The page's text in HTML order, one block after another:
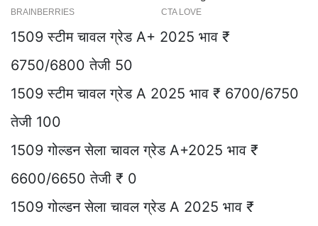
1509 स्टीम चावल ग्रेड A+ 2025 भाव ₹
6750/6800 तेजी 50
1509 स्टीम चावल ग्रेड A 2025 भाव ₹ 6700/6750
तेजी 100
1509 गोल्डन सेला चावल ग्रेड A+2025 भाव ₹
6600/6650 तेजी ₹ 0
1509 गोल्डन सेला चावल ग्रेड A 2025 भाव ₹